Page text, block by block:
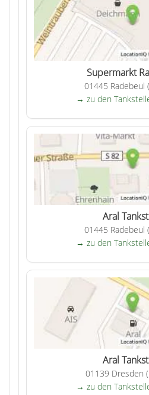
Supermarkt
01445 Radebeul
→ zu den
Aral
01445 Radebeul
→ zu den
Aral
01139 Dresden
→ zu den